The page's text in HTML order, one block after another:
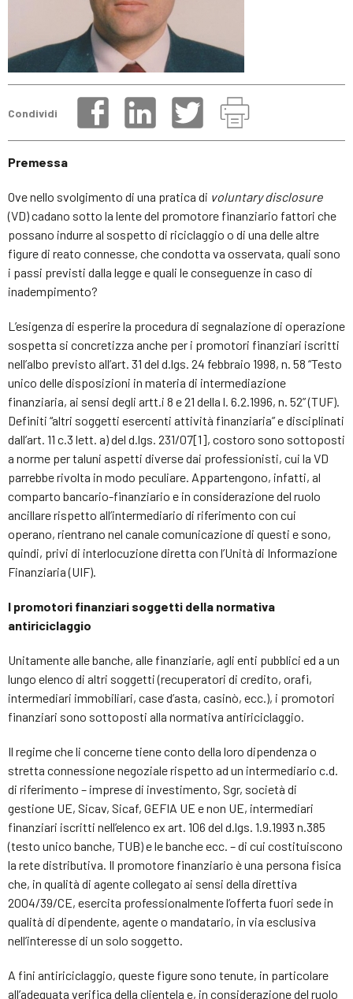
Condividi
Premessa
Ove nello svolgimento di una pratica di voluntary disclosure
(VD) cadano sotto la lente del promotore finanziario fattori che
possano indurre al sospetto di riciclaggio o di una delle altre
figure di reato connesse, che condotta va osservata, quali sono
i passi previsti dalla legge e quali le conseguenze in caso di
inadempimento?
L’esigenza di esperire la procedura di segnalazione di operazione
sospetta si concretizza anche per i promotori finanziari iscritti
nell’albo previsto all’art. 31 del d.lgs. 24 febbraio 1998, n. 58 “Testo
unico delle disposizioni in materia di intermediazione
finanziaria, ai sensi degli artt.i 8 e 21 della l. 6.2.1996, n. 52” (TUF).
Definiti “altri soggetti esercenti attività finanziaria” e disciplinati
dall’art. 11 c.3 lett. a) del d.lgs. 231/07[1], costoro sono sottoposti
a norme per taluni aspetti diverse dai professionisti, cui la VD
parrebbe rivolta in modo peculiare. Appartengono, infatti, al
comparto bancario-finanziario e in considerazione del ruolo
ancillare rispetto all’intermediario di riferimento con cui
operano, rientrano nel canale comunicazione di questi e sono,
quindi, privi di interlocuzione diretta con l’Unità di Informazione
Finanziaria (UIF).
I promotori finanziari soggetti della normativa
antiriciclaggio
Unitamente alle banche, alle finanziarie, agli enti pubblici ed a un
lungo elenco di altri soggetti (recuperatori di credito, orafi,
intermediari immobiliari, case d’asta, casinò, ecc.), i promotori
finanziari sono sottoposti alla normativa antiriciclaggio.
Il regime che li concerne tiene conto della loro dipendenza o
stretta connessione negoziale rispetto ad un intermediario c.d.
di riferimento – imprese di investimento, Sgr, società di
gestione UE, Sicav, Sicaf, GEFIA UE e non UE, intermediari
finanziari iscritti nell’elenco ex art. 106 del d.lgs. 1.9.1993 n.385
(testo unico banche, TUB) e le banche ecc. – di cui costituiscono
la rete distributiva. Il promotore finanziario è una persona fisica
che, in qualità di agente collegato ai sensi della direttiva
2004/39/CE, esercita professionalmente l’offerta fuori sede in
qualità di dipendente, agente o mandatario, in via esclusiva
nell’interesse di un solo soggetto.
A fini antiriciclaggio, queste figure sono tenute, in particolare
all’adeguata verifica della clientela e, in considerazione del ruolo